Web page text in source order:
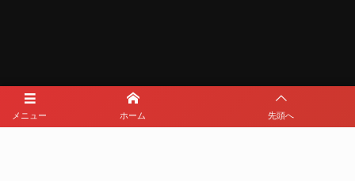
メニュー ホーム 先頭へ